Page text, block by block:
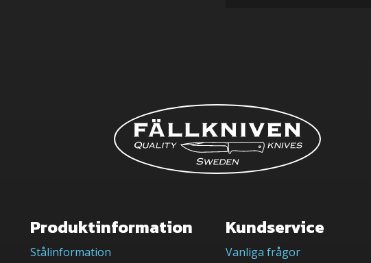
Produktinformation
Stålinformation
Kundservice
Vanliga frågor